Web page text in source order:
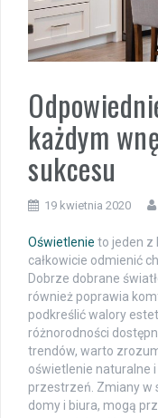
każdym
sukcesu
19 kwietnia 2020
Oświetlenie to jeden z
całkowicie odmienić
Dobrze dobrane
również poprawia
podkreślić walory
różnorodności
trendów, warto
oświetlenie naturalne
przestrzeń. Zmiany w
domy i biura, mogą